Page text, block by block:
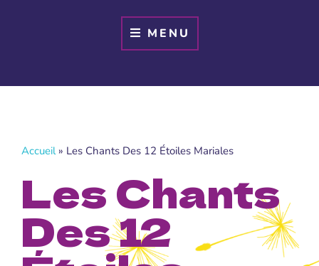
MENU
Accueil» Les Chants Des 12 Étoiles Mariales
Les Chants
Des 12